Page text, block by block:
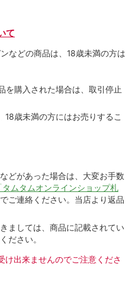
て
などの商品は、18歳未満の方は
を購入された場合は、取引停止
歳未満の方にはお売りするこ
どがあった場合は、大変お手数
タムタムオンラインショップ札
でご連絡ください。当店より返品
ましては、商品に記載されてい
ださい。
出来ませんのでご注意くださ